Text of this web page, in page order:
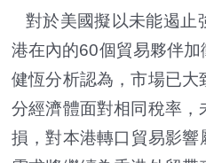
對於美國擬以未能遏止
港在內的60個貿易夥伴
健恆分析認為，市場已大
分經濟體面對相同稅率，
損，對本港轉口貿易影響